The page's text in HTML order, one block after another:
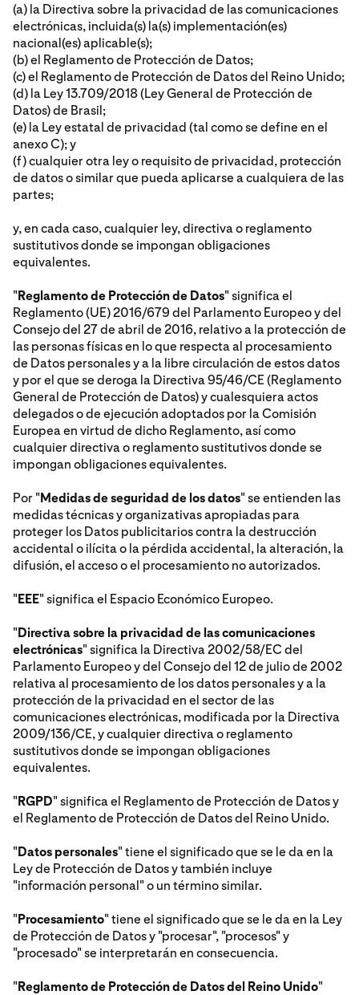
(a) la Directiva sobre la privacidad de las comunicaciones
electrónicas, incluida(s) la(s) implementación(es)
nacional(es) aplicable(s);
(b) el Reglamento de Protección de Datos;
(c) el Reglamento de Protección de Datos del Reino Unido;
(d) la Ley 13.709/2018 (Ley General de Protección de
Datos) de Brasil;
(e) la Ley estatal de privacidad (tal como se define en el
anexo C); y
(f) cualquier otra ley o requisito de privacidad, protección
de datos o similar que pueda aplicarse a cualquiera de las
partes;
y, en cada caso, cualquier ley, directiva o reglamento
sustitutivos donde se impongan obligaciones
equivalentes.
"Reglamento de Protección de Datos" significa el
Reglamento (UE) 2016/679 del Parlamento Europeo y del
Consejo del 27 de abril de 2016, relativo a la protección de
las personas físicas en lo que respecta al procesamiento
de Datos personales y a la libre circulación de estos datos
y por el que se deroga la Directiva 95/46/CE (Reglamento
General de Protección de Datos) y cualesquiera actos
delegados o de ejecución adoptados por la Comisión
Europea en virtud de dicho Reglamento, así como
cualquier directiva o reglamento sustitutivos donde se
impongan obligaciones equivalentes.
Por "Medidas de seguridad de los datos" se entienden las
medidas técnicas y organizativas apropiadas para
proteger los Datos publicitarios contra la destrucción
accidental o ilícita o la pérdida accidental, la alteración, la
difusión, el acceso o el procesamiento no autorizados.
"EEE" significa el Espacio Económico Europeo.
"Directiva sobre la privacidad de las comunicaciones
electrónicas" significa la Directiva 2002/58/EC del
Parlamento Europeo y del Consejo del 12 de julio de 2002
relativa al procesamiento de los datos personales y a la
protección de la privacidad en el sector de las
comunicaciones electrónicas, modificada por la Directiva
2009/136/CE, y cualquier directiva o reglamento
sustitutivos donde se impongan obligaciones
equivalentes.
"RGPD" significa el Reglamento de Protección de Datos y
el Reglamento de Protección de Datos del Reino Unido.
"Datos personales" tiene el significado que se le da en la
Ley de Protección de Datos y también incluye
"información personal" o un término similar.
"Procesamiento" tiene el significado que se le da en la Ley
de Protección de Datos y "procesar", "procesos" y
"procesado" se interpretarán en consecuencia.
"Reglamento de Protección de Datos del Reino Unido"